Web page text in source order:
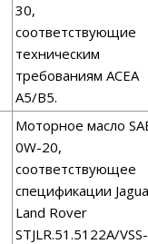
30,
соответствующие
техническим
требованиям АСЕА
А5/В5.
Моторное масло
0W-20,
соответствующее
спецификации
Land Rover
STJLR.51.5122A/VSS-